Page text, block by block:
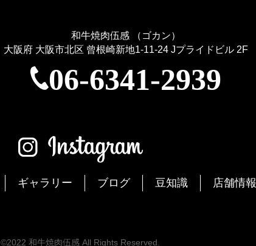
和牛焼肉伍感 （ゴカン）
大阪府 大阪市北区 曾根崎新地1-11-24Jプライドビル 2F
06-6341-2939
ギャラリー ブログ 豆知識 店舗情報
©2022 和牛焼肉伍感 All Rights Reserved.